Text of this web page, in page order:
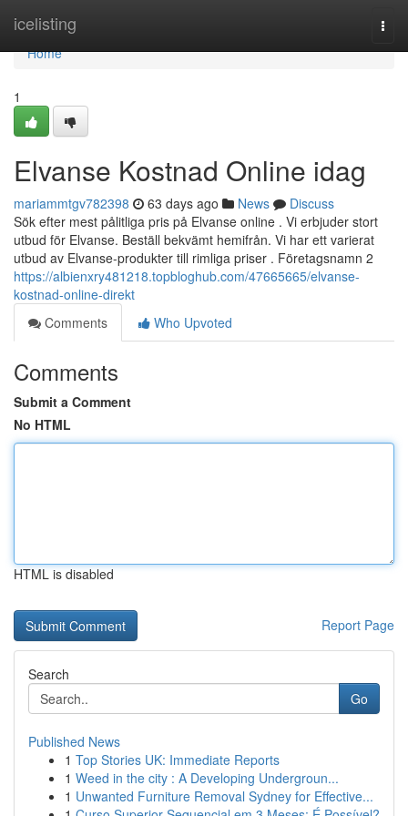
icelisting
Home
Home
1
Elvanse Kostnad Online idag
mariammtgv782398 63 days ago News
Discuss
Sök efter mest pålitliga pris på Elvanse online . Vi erbjuder stort
utbud för Elvanse. Beställ bekvämt hemifrån. Vi har ett varierat
utbud av Elvanse-produkter till rimliga priser . Företagsnamn 2
https://albienxry481218.topbloghub.com/47665665/elvanse-
kostnad-online-direkt
Comments
Who Upvoted
Comments
Submit a Comment
No HTML
HTML is disabled
Report Page
Search
Go
Published News
1 Top Stories UK: Immediate Reports
1 Weed in the city : A Developing Undergroun...
1 Unwanted Furniture Removal Sydney for Effective...